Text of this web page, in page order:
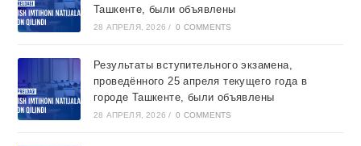
Ташкентe, были объявлены
28 АПРЕЛЯ, 2026 / 0 COMMENTS
Результаты вступительного экзамена,
проведённого 25 апреля текущего года в
городе Ташкентe, были объявлены
28 АПРЕЛЯ, 2026 / 0 COMMENTS